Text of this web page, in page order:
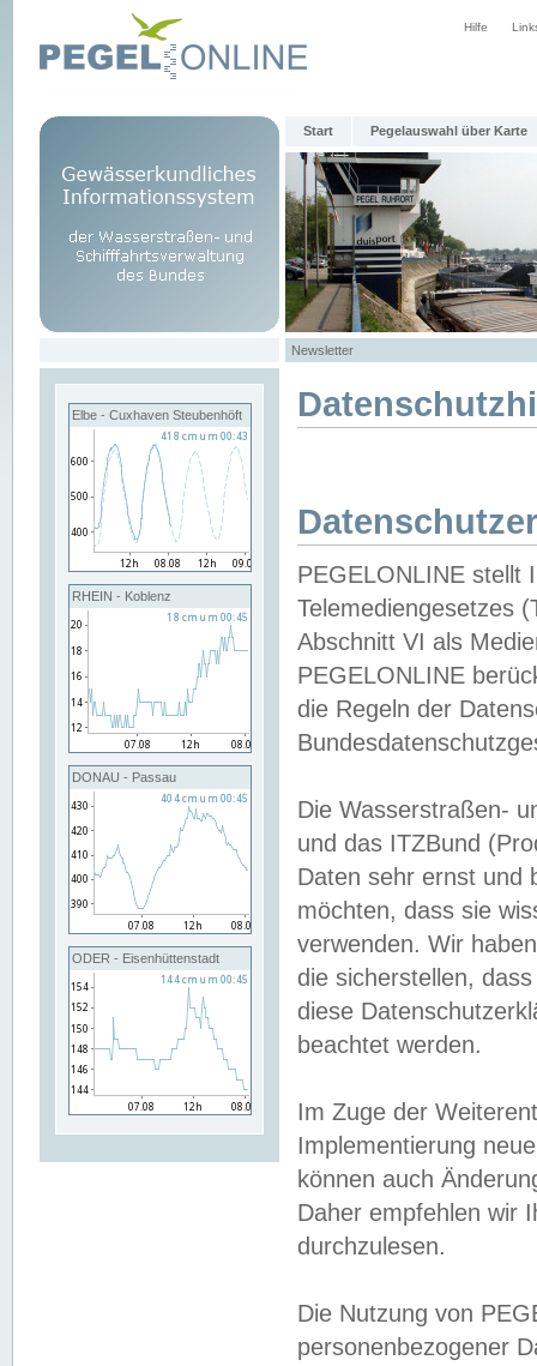
Hilfe
Start Pegelauswahl über Karte
Newsletter
Elbe - Cuxhaven Steubenhöft
RHEIN - Koblenz
DONAU - Passau
ODER - Eisenhüttenstadt
PEGELONLINE stellt
Telemediengesetzes
Abschnitt VI als
PEGELONLINE
die Regeln der
Die Wasserstraßen-
und das ITZBund
Daten sehr ernst und
möchten, dass sie
verwenden. Wir
die sicherstellen,
diese
beachtet werden.
Im Zuge der
Implementierung
können auch
Daher empfehlen wir
durchzulesen.
Die Nutzung von
personenbezogener